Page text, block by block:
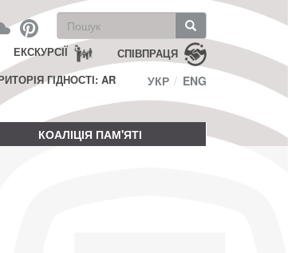
Пошукова
форма
Пошук СПІВПРАЦЯ
ЕКСКУРСІЇ
ГІДНОСТІ: AR
УКР ENG
КОАЛІЦІЯ ПАМ'ЯТІ